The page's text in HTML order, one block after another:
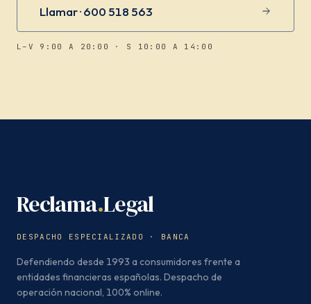
Llamar · 600 518 563
L–V 9:00 A 20:00 · S 10:00 A 14:00
Reclama.Legal
DESPACHO ESPECIALIZADO · BANCA
Defendiendo desde 1993 a consumidores frente a
entidades financieras españolas. Despacho de
operación nacional, 100% online.